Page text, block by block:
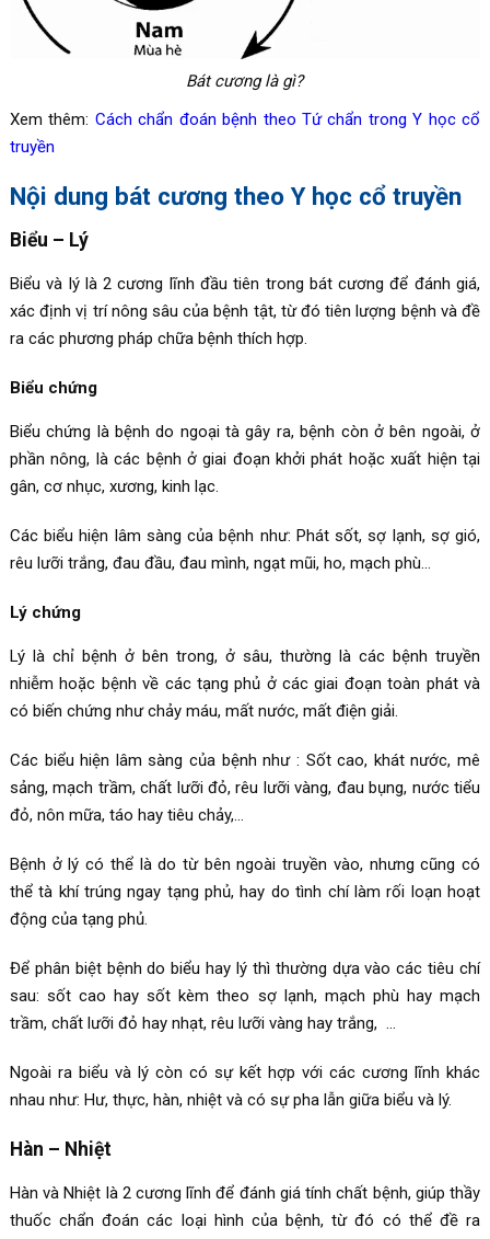
Bát cương là gì?
Xem thêm: Cách chẩn đoán bệnh theo Tứ chẩn trong Y học cổ
truyền
Nội dung bát cương theo Y học cổ truyền
Biểu – Lý
Biểu và lý là 2 cương lĩnh đầu tiên trong bát cương để đánh giá,
xác định vị trí nông sâu của bệnh tật, từ đó tiên lượng bệnh và đề
ra các phương pháp chữa bệnh thích hợp.
Biểu chứng
Biểu chứng là bệnh do ngoại tà gây ra, bệnh còn ở bên ngoài, ở
phần nông, là các bệnh ở giai đoạn khởi phát hoặc xuất hiện tại
gân, cơ nhục, xương, kinh lạc.
Các biểu hiện lâm sàng của bệnh như: Phát sốt, sợ lạnh, sợ gió,
rêu lưỡi trắng, đau đầu, đau mình, ngạt mũi, ho, mạch phù…
Lý chứng
Lý là chỉ bệnh ở bên trong, ở sâu, thường là các bệnh truyền
nhiễm hoặc bệnh về các tạng phủ ở các giai đoạn toàn phát và
có biến chứng như chảy máu, mất nước, mất điện giải.
Các biểu hiện lâm sàng của bệnh như : Sốt cao, khát nước, mê
sảng, mạch trầm, chất lưỡi đỏ, rêu lưỡi vàng, đau bụng, nước tiểu
đỏ, nôn mữa, táo hay tiêu chảy,…
Bệnh ở lý có thể là do từ bên ngoài truyền vào, nhưng cũng có
thể tà khí trúng ngay tạng phủ, hay do tình chí làm rối loạn hoạt
động của tạng phủ.
Để phân biệt bệnh do biểu hay lý thì thường dựa vào các tiêu chí
sau: sốt cao hay sốt kèm theo sợ lạnh, mạch phù hay mạch
trầm, chất lưỡi đỏ hay nhạt, rêu lưỡi vàng hay trắng, …
Ngoài ra biểu và lý còn có sự kết hợp với các cương lĩnh khác
nhau như: Hư, thực, hàn, nhiệt và có sự pha lẫn giữa biểu và lý.
Hàn – Nhiệt
Hàn và Nhiệt là 2 cương lĩnh để đánh giá tính chất bệnh, giúp thầy
thuốc chẩn đoán các loại hình của bệnh, từ đó có thể đề ra